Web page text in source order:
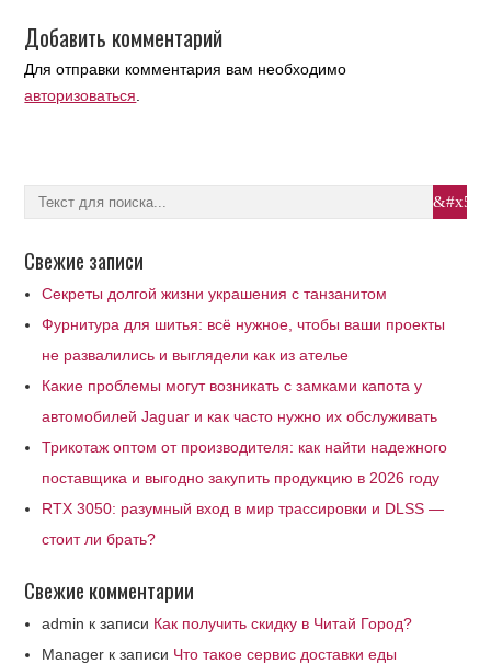
Добавить комментарий
Для отправки комментария вам необходимо
авторизоваться
Свежие записи
Секреты долгой жизни украшения с танзанитом
Фурнитура для шитья: всё нужное, чтобы ваши проекты
не развалились и выглядели как из ателье
Какие проблемы могут возникать с замками капота у
автомобилей Jaguar и как часто нужно их обслуживать
Трикотаж оптом от производителя: как найти надежного
поставщика и выгодно закупить продукцию в 2026 году
RTX 3050: разумный вход в мир трассировки и DLSS —
стоит ли брать?
Свежие комментарии
admin к записи Как получить скидку в Читай Город?
Manager к записи Что такое сервис доставки еды